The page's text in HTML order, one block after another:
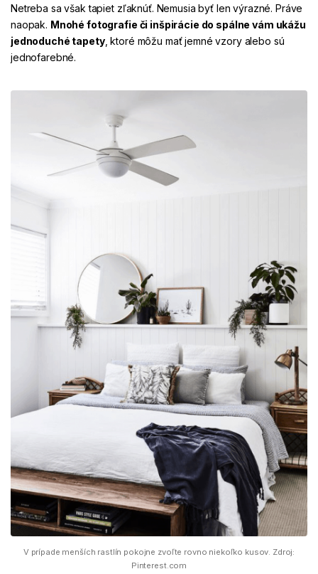
Netreba sa však tapiet zľaknúť. Nemusia byť len výrazné. Práve
naopak. Mnohé fotografie či inšpirácie do spálne vám ukážu
jednoduché tapety, ktoré môžu mať jemné vzory alebo sú
jednofarebné.
V prípade menších rastlín pokojne zvoľte rovno niekoľko kusov. Zdroj:
Pinterest.com